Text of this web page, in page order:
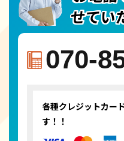
せてい
070-
各種クレジットカー
す！！